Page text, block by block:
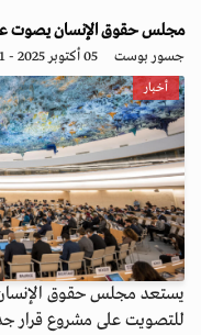
مجلس حقوق الإنسان يصوت
جسور بوست 05 أكتوبر 2025 - 09:51
أخبار
يستعد مجلس حقوق الإنسان
للتصويت على مشروع قرار